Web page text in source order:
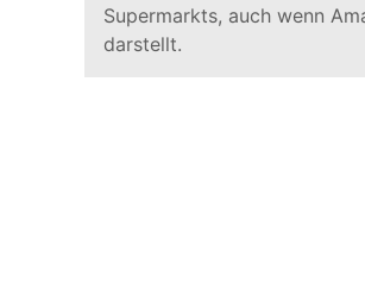
Supermarkts, auch wenn
darstellt.